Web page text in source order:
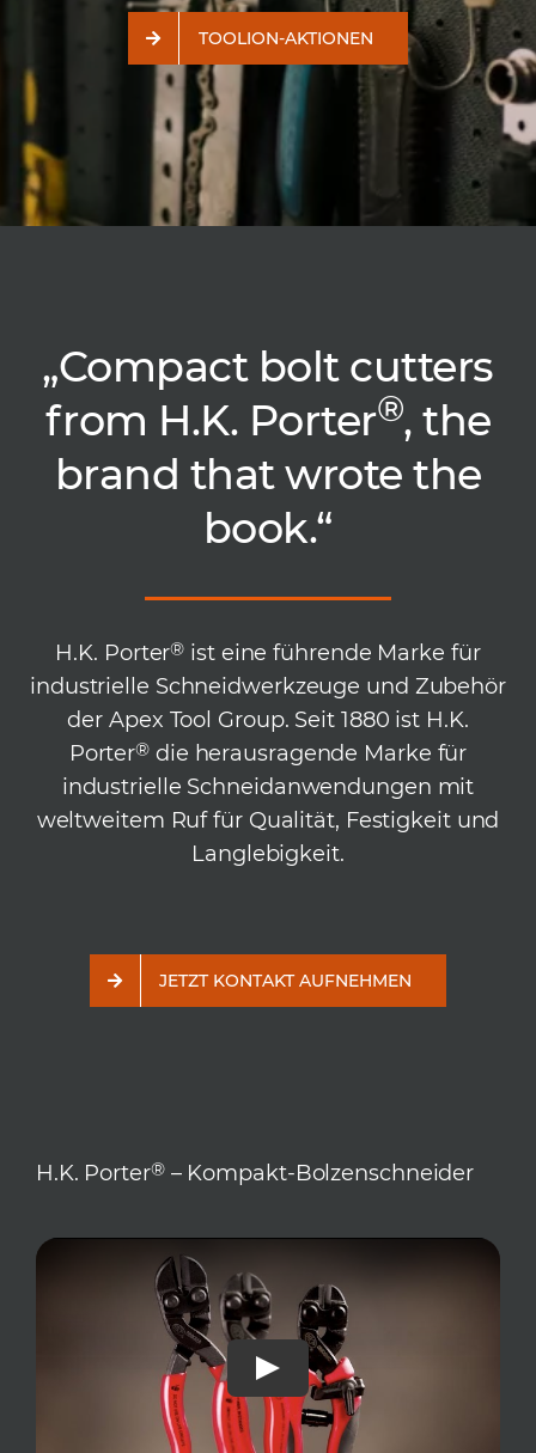
TOOLION-AKTIONEN
„Compact bolt cutters
from H.K. Porter®, the
brand that wrote the
book.“
H.K. Porter® ist eine führende Marke für
industrielle Schneidwerkzeuge und Zubehör
der Apex Tool Group. Seit 1880 ist H.K.
Porter® die herausragende Marke für
industrielle Schneidanwendungen mit
weltweitem Ruf für Qualität, Festigkeit und
Langlebigkeit.
JETZT KONTAKT AUFNEHMEN
Play
H.K. Porter®– Kompakt-Bolzenschneider